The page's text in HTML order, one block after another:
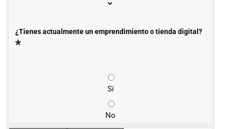
¿Tienes actualmente un emprendimiento o tienda digital?
*
Sí
No